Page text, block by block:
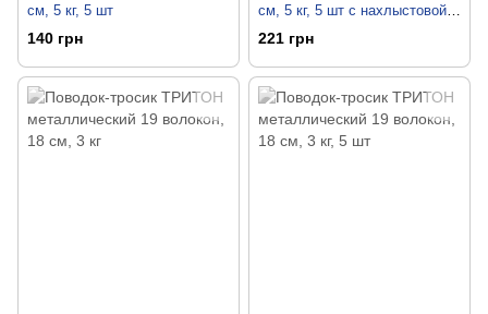
см, 5 кг, 5 шт
140 грн
см, 5 кг, 5 шт с нахлыстовой
застежкой
221 грн